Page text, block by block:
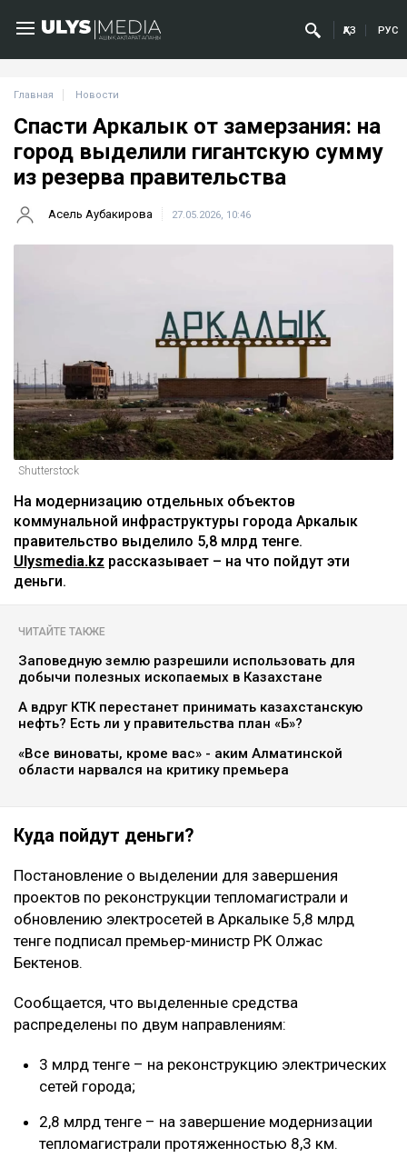
ҚАЗ РУС
Главная Новости
Спасти Аркалык от замерзания: на
город выделили гигантскую сумму
из резерва правительства
Асель Аубакирова 27.05.2026, 10:46
Shutterstock
На модернизацию отдельных объектов
коммунальной инфраструктуры города Аркалык
правительство выделило 5,8 млрд тенге.
Ulysmedia.kz рассказывает – на что пойдут эти
деньги.
ЧИТАЙТЕ ТАКЖЕ
Заповедную землю разрешили использовать для
добычи полезных ископаемых в Казахстане
А вдруг КТК перестанет принимать казахстанскую
нефть? Есть ли у правительства план «Б»?
«Все виноваты, кроме вас» - аким Алматинской
области нарвался на критику премьера
Куда пойдут деньги?
Постановление о выделении для завершения
проектов по реконструкции тепломагистрали и
обновлению электросетей в Аркалыке 5,8 млрд
тенге подписал премьер-министр РК Олжас
Бектенов.
Сообщается, что выделенные средства
распределены по двум направлениям:
3 млрд тенге – на реконструкцию электрических
сетей города;
2,8 млрд тенге – на завершение модернизации
тепломагистрали протяженностью 8,3 км.